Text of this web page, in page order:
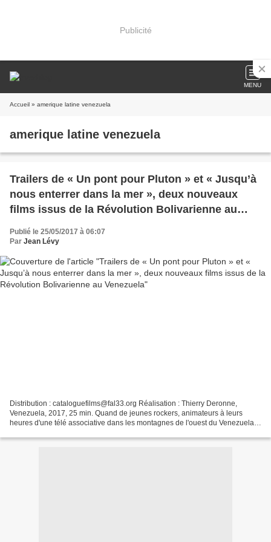
Publicité
MENU
Accueil » amerique latine venezuela
amerique latine venezuela
Trailers de « Un pont pour Pluton » et « Jusqu’à
nous enterrer dans la mer », deux nouveaux
films issus de la Révolution Bolivarienne au
Venezuela
Publié le 25/05/2017 à 06:07
Par Jean Lévy
Distribution : cataloguefilms@fal33.org Réalisation : Thierry Deronne,
Venezuela, 2017, 25 min. Quand de jeunes rockers, animateurs à leurs
heures d'une télé associative dans les montagnes de l'ouest du Venezuela,